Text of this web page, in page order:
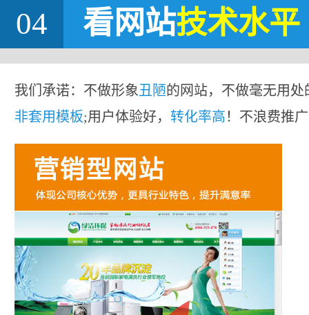
04 看网站技术水平
我们承诺：不做形象丑陋的网站，不做毫无用处
非套用模板;用户体验好， 转化率高！不浪费推